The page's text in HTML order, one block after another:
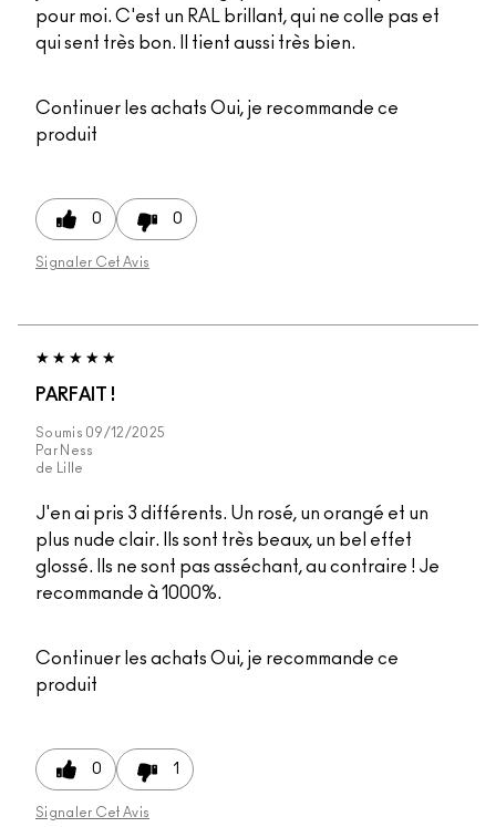
pour moi. C'est un RAL brillant, qui ne colle pas et
qui sent très bon. Il tient aussi très bien.
Continuer les achats Oui, je recommande ce
produit
0 0
Signaler Cet Avis
PARFAIT !
Soumis 09/12/2025
Par Ness
de
Lille
J'en ai pris 3 différents. Un rosé, un orangé et un
plus nude clair. Ils sont très beaux, un bel effet
glossé. Ils ne sont pas asséchant, au contraire ! Je
recommande à 1000%.
Continuer les achats Oui, je recommande ce
produit
0 1
Signaler Cet Avis